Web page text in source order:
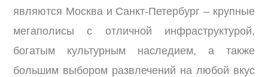
являются Москва и Санкт-Петербург – крупные
мегаполисы с отличной инфраструктурой,
богатым культурным наследием, а также
большим выбором развлечений на любой вкус